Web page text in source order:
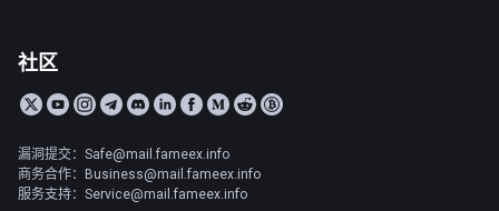
社区
漏洞提交：Safe@mail.fameex.info
商务合作：Business@mail.fameex.info
服务支持：Service@mail.fameex.info